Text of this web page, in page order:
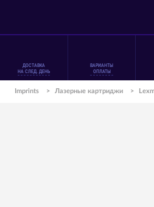
ДОСТАВКА
НА СЛЕД. ДЕНЬ
ВАРИАНТЫ
ОПЛАТЫ
Imprints > Лазерные картриджи >